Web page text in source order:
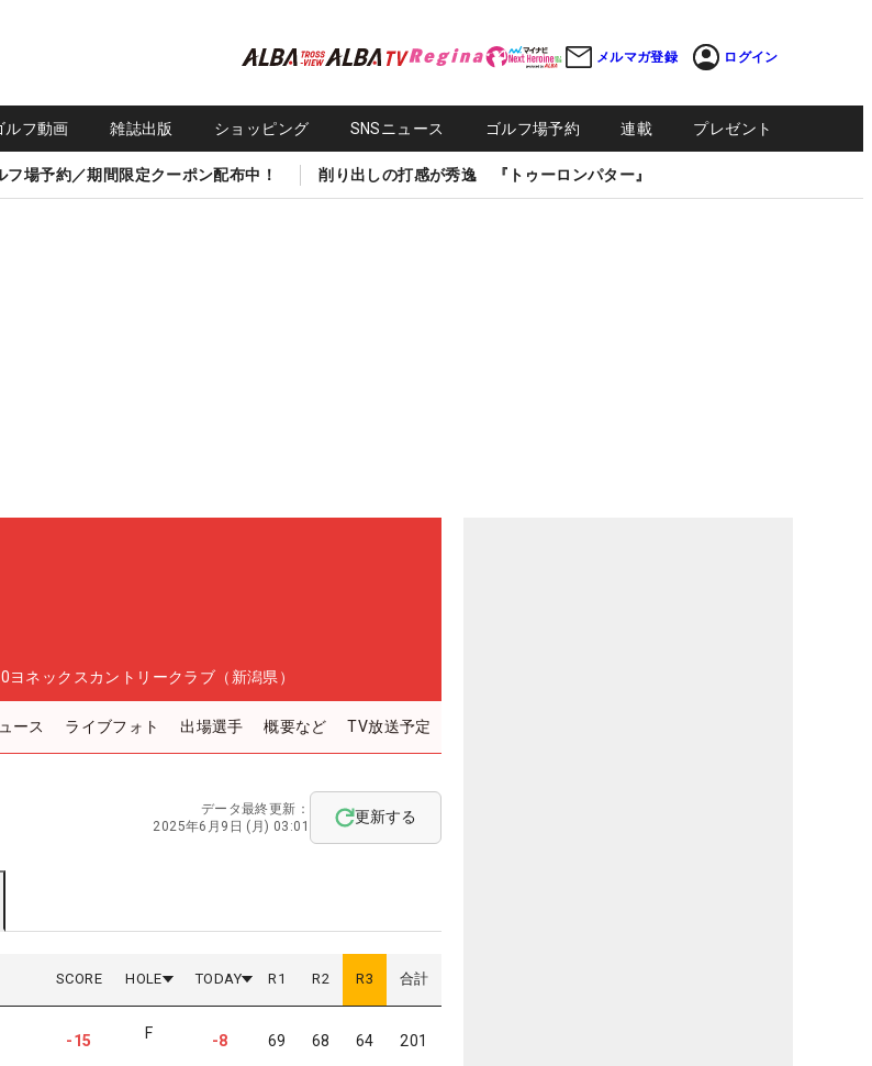
メルマガ登録 ログイン
ルフ動画 雑誌出版 ショッピング SNSニュース ゴルフ場予約 連載 プレゼント
フ場予約／期間限定クーポン配布中！ 削り出しの打感が秀逸 『トゥーロンパター』
ヨネックスカントリークラブ（新潟県）
ース ライブフォト 出場選手 概要など TV放送予定
データ最終更新：
2025年6月9日 (月) 03:01
更新する
SCORE HOLE TODAY R 1 R2 R3 合計
-15 F -8 69 68 64 201